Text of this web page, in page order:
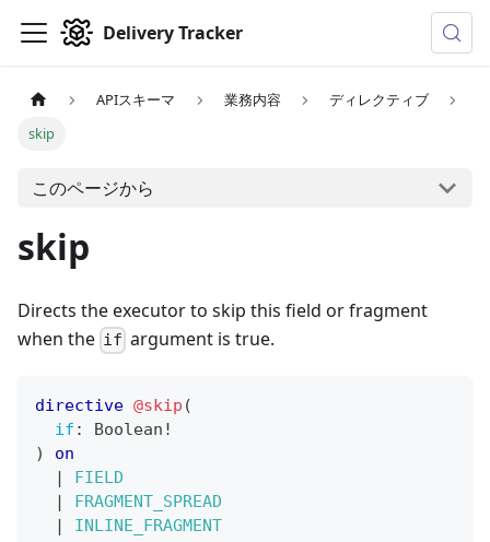
Delivery Tracker
APIスキーマ 業務内容
ディレクティブ
skip
このページから
skip
Directs the executor to skip this field or fragment
when the if argument is true.
directive @skip (
if : Boolean !
)
on
FIELD
FRAGMENT_SPREAD
INLINE_FRAGMENT